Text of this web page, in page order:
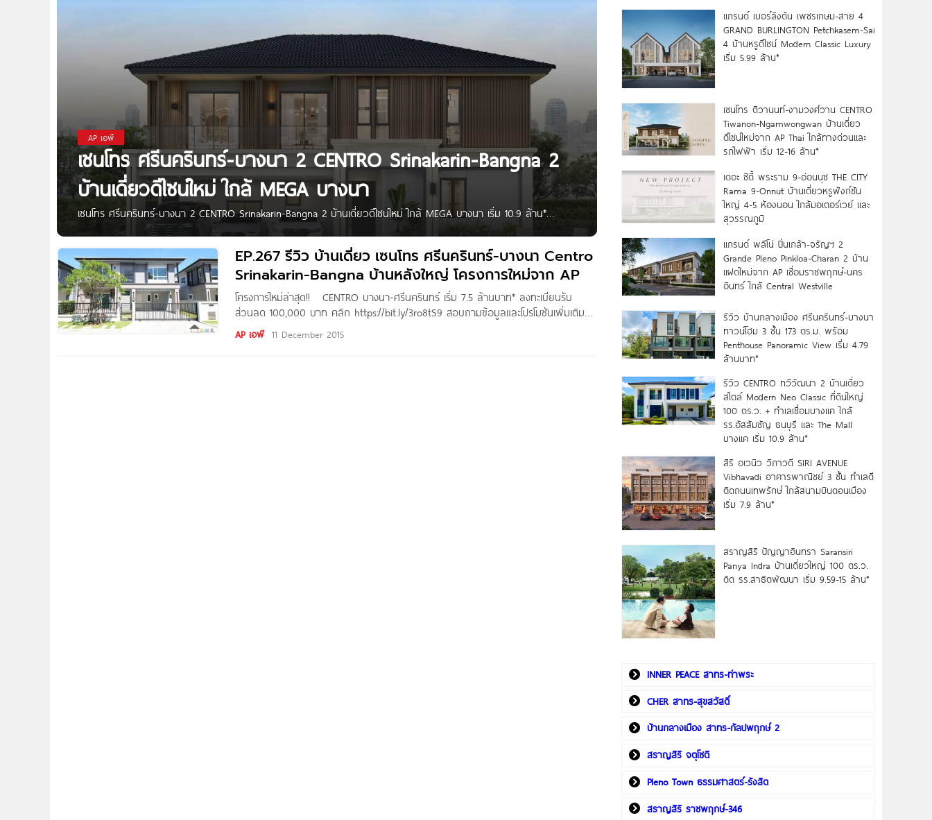
AP เอพี
เซนโทร ศรีนครินทร์-บางนา 2 CENTRO Srinakarin-Bangna 2
บ้านเดี่ยวดีไซน์ใหม่ ใกล้ MEGA บางนา
เซนโทร ศรีนครินทร์-บางนา 2 CENTRO Srinakarin-Bangna 2 บ้านเดี่ยวดีไซน์ใหม่ ใกล้ MEGA บางนา เริ่ม 10.9 ล้าน*
CENTRO ศรีนครินทร์-บางนา 2 บ้านเดี่ยวสไตล์ Resort Nature Architect Series โครงการใหม่จาก AP โครงการตั้งอยู่ใน
ซอยเฉลิมพระเกียรติ 28 แยก 14-3 เขตประเวศ กทม. เดินทางสะดวกEP.267 รีวิว บ้านเดี่ยว เซนโทร ศรีนครินทร์-บางนา Centro
Srinakarin-Bangna บ้านหลังใหญ่ โครงการใหม่จาก AP
โครงการใหม่ล่าสุด!! CENTRO บางนา-ศรีนครินทร์ เริ่ม 7.5 ล้านบาท* ลงทะเบียนรับ
ส่วนลด 100,000 บาท คลิก https://bit.ly/3ro8tS9 สอบถามข้อมูลและโปรโมชันเพิ่มเติม
โทร 1623 EP.267 รีวิว บ้านเดี่ยว เซนโทร ศรีนครินทร์-บางนา Centro Srinakarin-Bangna
บ้านหลังใหญ่ โครงการใหม่จาก AP เริ่ม 6.89 ล้าน* สวัสดีค่ะ…คุณผู้อ่านทุกท่าน วันนี้ทีม
AP เอพี 11 December 2015
แกรนด์ เบอร์ลิงตัน เพชรเกษม-สาย 4
GRAND BURLINGTON Petchkasem-Sai
4 บ้านหรูดีไซน์ Modern Classic Luxury
เริ่ม 5.99 ล้าน*
เซนโทร ติวานนท์-งามวงศ์วาน CENTRO
Tiwanon-Ngamwongwan บ้านเดี่ยว
ดีไซน์ใหม่จาก AP Thai ใกล้ทางด่วนและ
รถไฟฟ้า เริ่ม 12-16 ล้าน*
เดอะ ซิตี้ พระราม 9-อ่อนนุช THE CITY
Rama 9-Onnut บ้านเดี่ยวหรูฟังก์ชัน
ใหญ่ 4-5 ห้องนอน ใกล้มอเตอร์เวย์ และ
สุวรรณภูมิ
แกรนด์ พลีโน่ ปิ่นเกล้า-จรัญฯ 2
Grande Pleno Pinkloa-Charan 2 บ้าน
แฝดใหม่จาก AP เชื่อมราชพฤกษ์-นคร
อินทร์ ใกล้ Central Westville
รีวิว บ้านกลางเมือง ศรีนครินทร์-บางนา
ทาวน์โฮม 3 ชั้น 173 ตร.ม. พร้อม
Penthouse Panoramic View เริ่ม 4.79
ล้านบาท*
รีวิว CENTRO ทวีวัฒนา 2 บ้านเดี่ยว
สไตล์ Modern Neo Classic ที่ดินใหญ่
100 ตร.ว. + ทำเลเชื่อมบางแค ใกล้
รร.อัสสัมชัญ ธนบุรี และ The Mall
บางแค เริ่ม 10.9 ล้าน*
สิริ อเวนิว วิภาวดี SIRI AVENUE
Vibhavadi อาคารพาณิชย์ 3 ชั้น ทำเลดี
ติดถนนเทพรักษ์ ใกล้สนามบินดอนเมือง
เริ่ม 7.9 ล้าน*
สราญสิริ ปัญญาอินทรา Saransiri
Panya Indra บ้านเดี่ยวใหญ่ 100 ตร.ว.
ดิด รร.สาธิตพัฒนา เริ่ม 9.59-15 ล้าน*
INNER PEACE สาทร-ท่าพระ
CHER สาทร-สุขสวัสดิ์
บ้านกลางเมือง สาทร-กัลปพฤกษ์ 2
สราญสิริ จตุโชติ
Pleno Town ธรรมศาสตร์-รังสิต
สราญสิริ ราชพฤกษ์-346